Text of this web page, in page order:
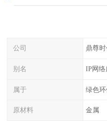
公司 鼎尊
别名 IP网
属于 绿色
原材料 金属